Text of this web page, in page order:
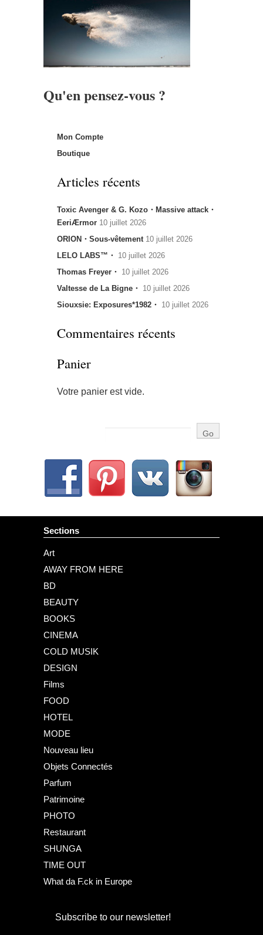
Qu'en pensez-vous ?
Mon Compte
Boutique
Articles récents
Toxic Avenger & G. Kozo・Massive attack・
EeriÆrmor 10 juillet 2026
ORION・Sous-vêtement 10 juillet 2026
LELO LABS™・ 10 juillet 2026
Thomas Freyer・ 10 juillet 2026
Valtesse de La Bigne・ 10 juillet 2026
Siouxsie: Exposures*1982・ 10 juillet 2026
Commentaires récents
Panier
Votre panier est vide.
Sections
Art
AWAY FROM HERE
BD
BEAUTY
BOOKS
CINEMA
COLD MUSIK
DESIGN
Films
FOOD
HOTEL
MODE
Nouveau lieu
Objets Connectés
Parfum
Patrimoine
PHOTO
Restaurant
SHUNGA
TIME OUT
What da F.ck in Europe
Subscribe to our newsletter!